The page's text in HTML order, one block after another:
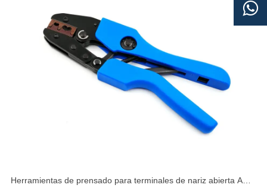
Herramientas de prensado para terminales de nariz abierta AN-
